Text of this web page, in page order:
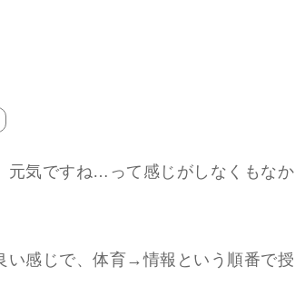
気ですね…って感じがしなくもなか
い感じで、体育→情報という順番で授